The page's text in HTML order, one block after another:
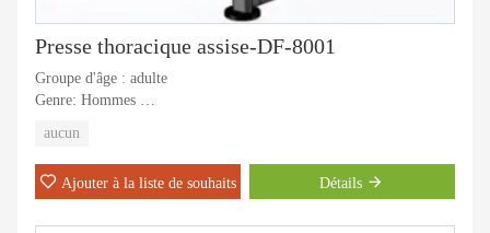
Presse thoracique assise-DF-8001
Groupe d'âge : adulte
Genre: Hommes
Utilisation : remise en forme
Application : intérieur
aucun
Ajouter à la liste de souhaits Détails